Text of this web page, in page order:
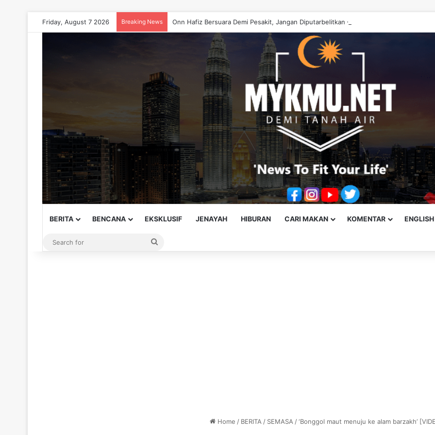
Friday, August 7 2026 Breaking News Onn Hafiz Bersuara Demi Pesakit, Jangan Diputarbelitkan – Hasrunizah
BERITA BENCANA EKSKLUSIF JENAYAH HIBURAN CARI MAKAN KOMENTAR
Home / BERITA / SEMASA / ‘Bonggol maut menuju ke alam barzakh’